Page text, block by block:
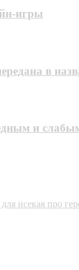
игры
в
и
исекая про